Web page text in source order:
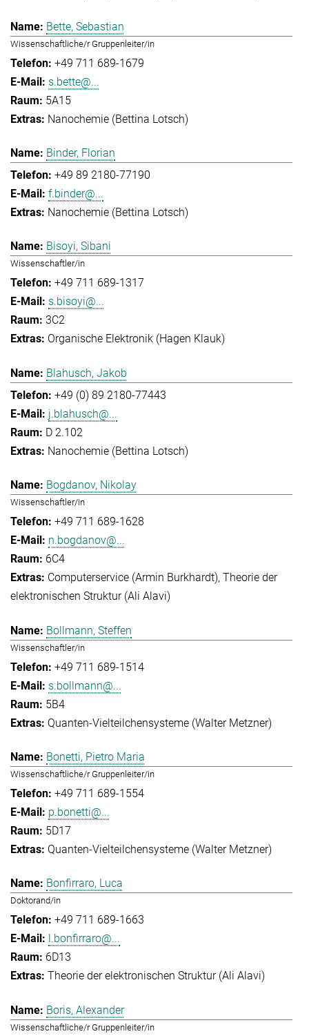
Bette, Sebastian
Wissenschaftliche/r Gruppenleiter/in
+49 711 689-1679
s.bette@...
5A15
Nanochemie (Bettina Lotsch)
Binder, Florian
+49 89 2180-77190
f.binder@...
Nanochemie (Bettina Lotsch)
Bisoyi, Sibani
Wissenschaftler/in
+49 711 689-1317
s.bisoyi@...
3C2
Organische Elektronik (Hagen Klauk)
Blahusch, Jakob
+49 (0) 89 2180-77443
j.blahusch@...
D 2.102
Nanochemie (Bettina Lotsch)
Bogdanov, Nikolay
Wissenschaftler/in
+49 711 689-1628
n.bogdanov@...
6C4
Computerservice (Armin Burkhardt) Theorie der
elektronischen Struktur (Ali Alavi)
Bollmann, Steffen
Wissenschaftler/in
+49 711 689-1514
s.bollmann@...
5B4
Quanten-Vielteilchensysteme (Walter Metzner)
Bonetti, Pietro Maria
Wissenschaftliche/r Gruppenleiter/in
+49 711 689-1554
p.bonetti@...
5D17
Quanten-Vielteilchensysteme (Walter Metzner)
Bonfirraro, Luca
Doktorand/in
+49 711 689-1663
l.bonfirraro@...
6D13
Theorie der elektronischen Struktur (Ali Alavi)
Boris, Alexander
Wissenschaftliche/r Gruppenleiter/in